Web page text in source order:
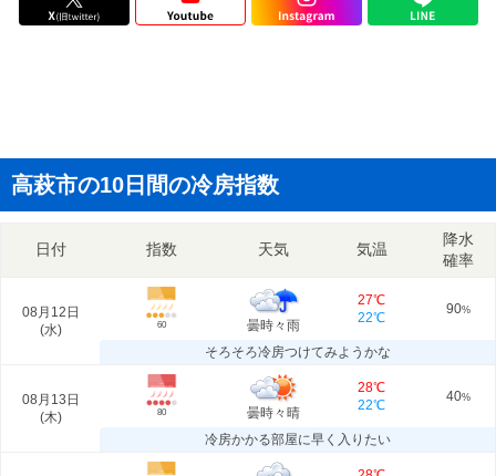
高萩市の10日間の冷房指数
日付 指数 天気 気温
降水
確率
08月12日
(水) 60 曇時々雨
27℃
22℃
90%
そろそろ冷房つけてみようかな
08月13日
(木) 80 曇時々晴
28℃
22℃
40%
冷房かかる部屋に早く入りたい